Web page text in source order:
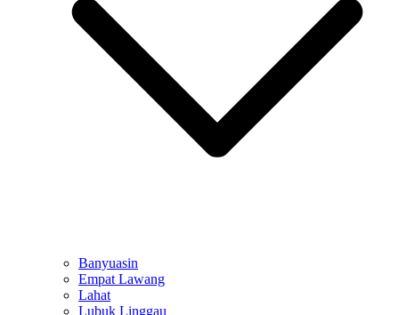
Banyuasin
Empat Lawang
Lahat
Lubuk Linggau